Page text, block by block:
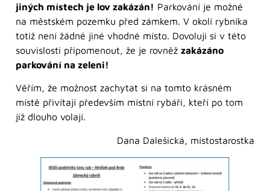
jiných místech je lov zakázán! Parkování je možné
na městském pozemku před zámkem. V okolí rybníka
totiž není žádné jiné vhodné místo. Dovoluji si v této
souvislosti připomenout, že je rovněž zakázáno
parkování na zeleni!
Věřím, že možnost zachytat si na tomto krásném
místě přivítají především místní rybáři, kteří po tom
již dlouho volají.
Dana Dalešická, místostarostka